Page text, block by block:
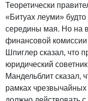
Теоретически
«Битуах леуми»
середины мая. Но на
финансовой
Шпиглер сказал, что
юридический
Мандельблит сказал,
рамках чрезвычайных